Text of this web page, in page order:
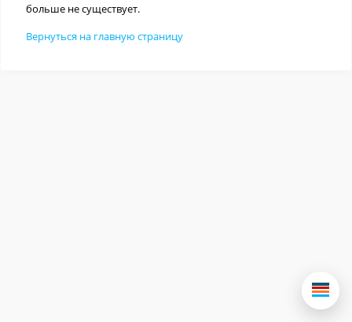
больше не существует.
Вернуться на главную страницу